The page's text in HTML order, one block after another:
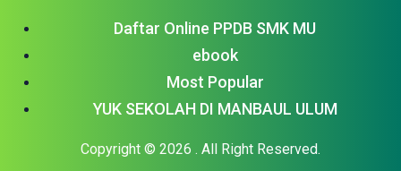
Daftar Online PPDB SMK MU
ebook
Most Popular
YUK SEKOLAH DI MANBAUL ULUM
Copyright © 2026 . All Right Reserved.